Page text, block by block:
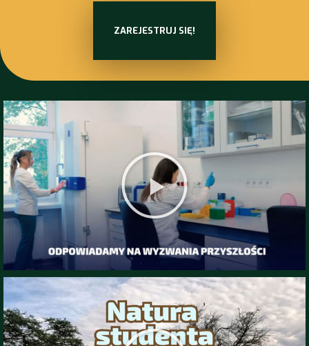
ZAREJESTRUJ SIĘ!